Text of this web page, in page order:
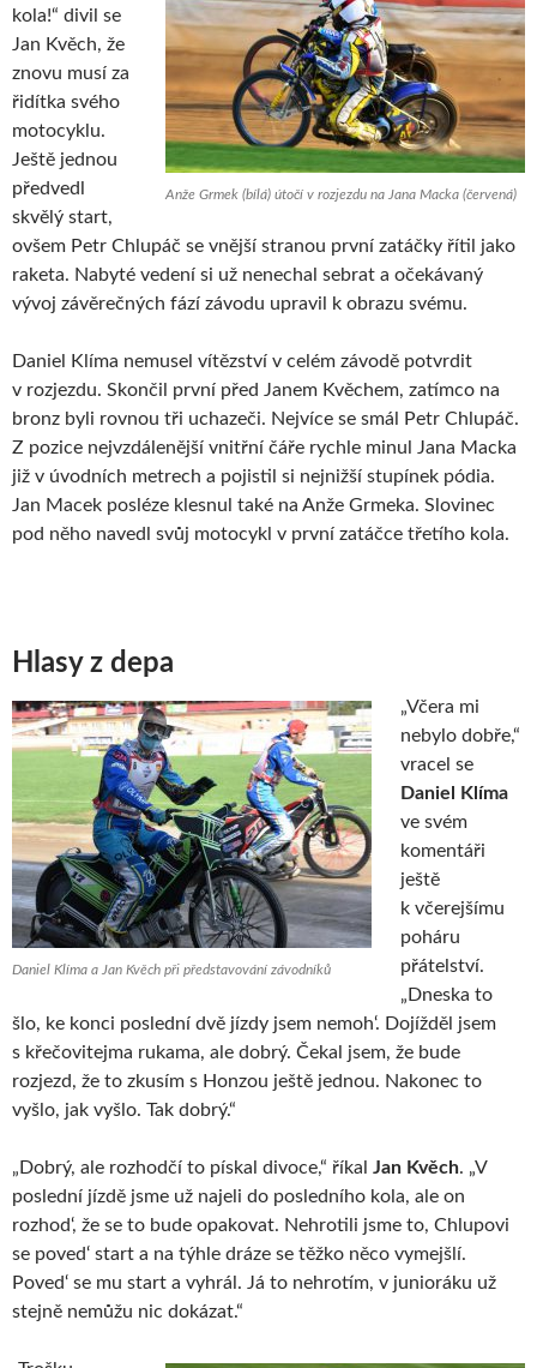
Anže Grmek (bílá) útočí v rozjezdu na Jana Macka (červená)
kola!“ divil se
Jan Kvěch, že
znovu musí za
řidítka svého
motocyklu.
Ještě jednou
předvedl
skvělý start,
ovšem Petr Chlupáč se vnější stranou první zatáčky řítil jako
raketa. Nabyté vedení si už nenechal sebrat a očekávaný
vývoj závěrečných fází závodu upravil k obrazu svému.
Daniel Klíma nemusel vítězství v celém závodě potvrdit
v rozjezdu. Skončil první před Janem Kvěchem, zatímco na
bronz byli rovnou tři uchazeči. Nejvíce se smál Petr Chlupáč.
Z pozice nejvzdálenější vnitřní čáře rychle minul Jana Macka
již v úvodních metrech a pojistil si nejnižší stupínek pódia.
Jan Macek posléze klesnul také na Anže Grmeka. Slovinec
pod něho navedl svůj motocykl v první zatáčce třetího kola.
Hlasy z depa
Daniel Klíma a Jan Kvěch při představování závodníků
„Včera mi
nebylo dobře,“
vracel se
Daniel Klíma
ve svém
komentáři
ještě
k včerejšímu
poháru
přátelství.
„Dneska to
šlo, ke konci poslední dvě jízdy jsem nemoh‘. Dojížděl jsem
s křečovitejma rukama, ale dobrý. Čekal jsem, že bude
rozjezd, že to zkusím s Honzou ještě jednou. Nakonec to
vyšlo, jak vyšlo. Tak dobrý.“
„Dobrý, ale rozhodčí to pískal divoce,“ říkal Jan Kvěch. „V
poslední jízdě jsme už najeli do posledního kola, ale on
rozhod‘, že se to bude opakovat. Nehrotili jsme to, Chlupovi
se poved‘ start a na týhle dráze se těžko něco vymejšlí.
Poved‘ se mu start a vyhrál. Já to nehrotím, v junioráku už
stejně nemůžu nic dokázat.“